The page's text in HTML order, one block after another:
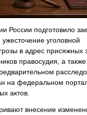
России подготовило
уголовной
в адрес присяжных
правосудия, а также
на федеральном
актов.
внесение